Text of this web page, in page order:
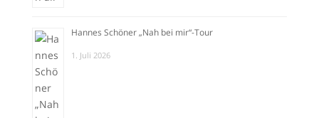
Hannes Schöner „Nah bei mir“-Tour
1. Juli 2026